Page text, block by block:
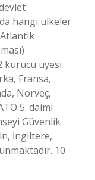
hangi ülkeler
Atlantik
kurucu üyesi
Fransa,
Norveç,
5. daimi
Güvenlik
İngiltere,
10